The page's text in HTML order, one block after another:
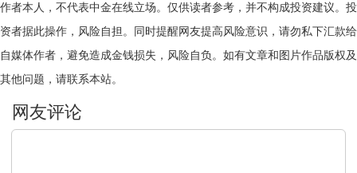
作者本人，不代表中金在线立场。仅供读者参考，并不构成投资建议。投
资者据此操作，风险自担。同时提醒网友提高风险意识，请勿私下汇款给
自媒体作者，避免造成金钱损失，风险自负。如有文章和图片作品版权及
其他问题，请联系本站。